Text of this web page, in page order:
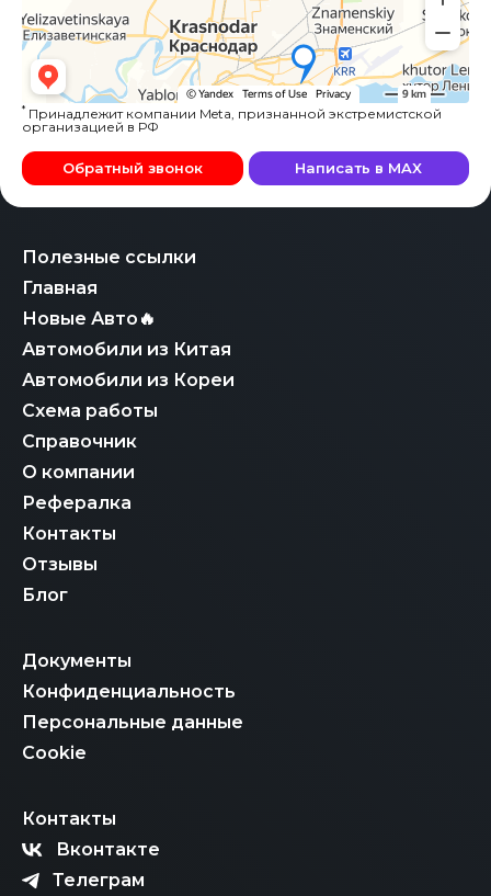
Полезные ссылки
Главная
Новые Авто🔥
Автомобили из Китая
Автомобили из Кореи
Схема работы
Справочник
О компании
Рефералка
Контакты
Отзывы
Блог
Документы
Конфиденциальность
Персональные данные
Cookie
Контакты
Вконтакте
Телеграм
* Принадлежит компании Meta, признанной экстремистской
организацией в РФ
Обратный звонок Написать в MAX